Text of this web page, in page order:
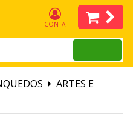
CONTA
ARTES E